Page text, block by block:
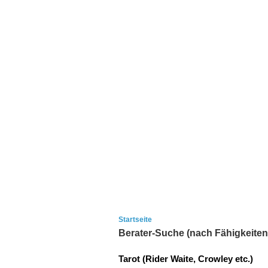
Startseite
Berater-Suche (nach
Tarot (Rider Waite, Crowley etc.)